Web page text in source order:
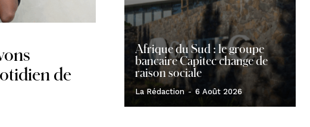
de
Afrique du Sud : le groupe
bancaire Capitec change de
raison sociale
La Rédaction - 6 Août 2026